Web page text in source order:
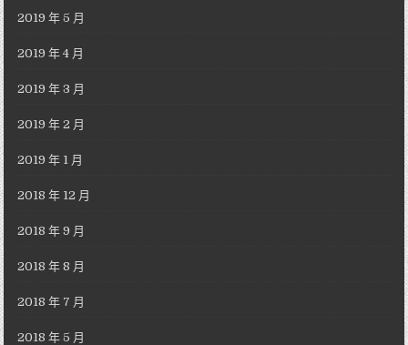
2019 年 5 月
2019 年 4 月
2019 年 3 月
2019 年 2 月
2019 年 1 月
2018 年 12 月
2018 年 9 月
2018 年 8 月
2018 年 7 月
2018 年 5 月